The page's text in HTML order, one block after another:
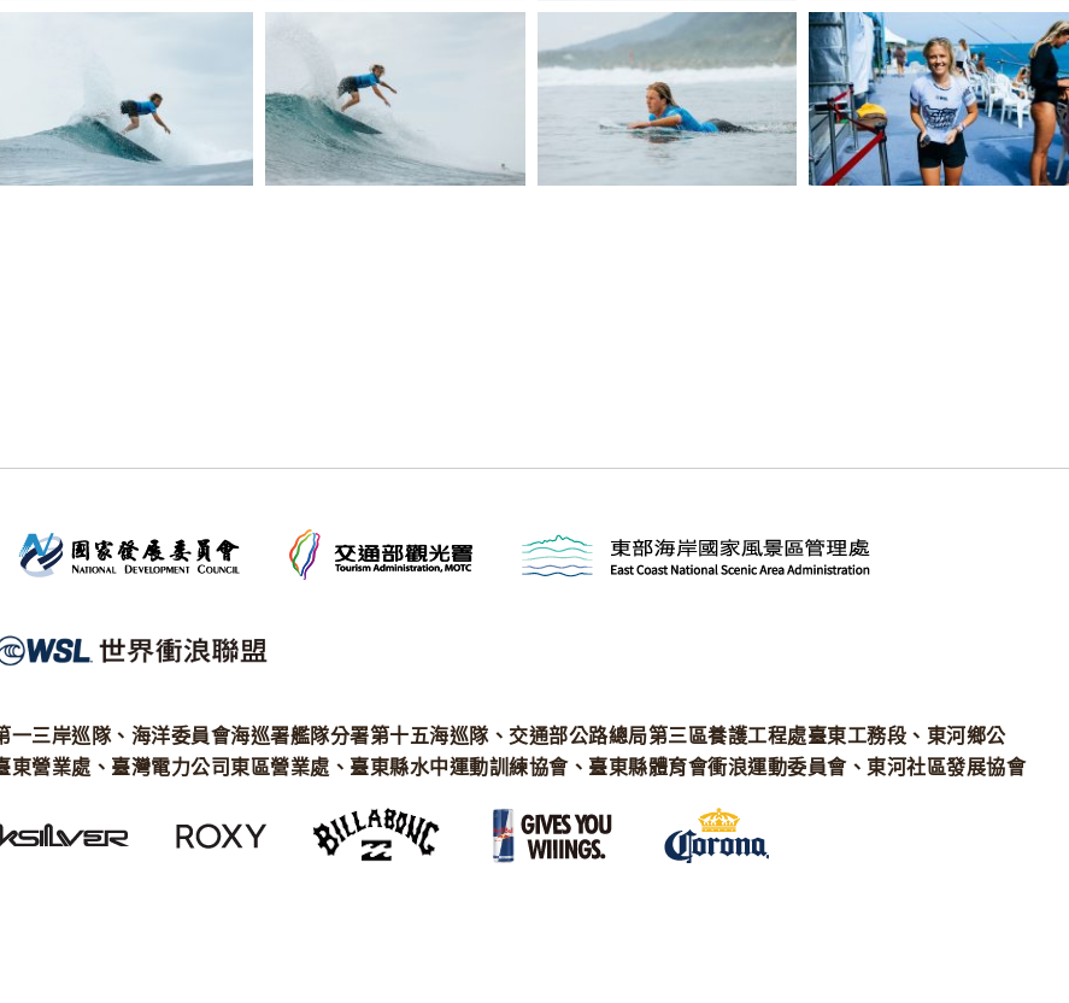
一三岸巡隊、海洋委員會海巡署艦隊分署第十五海巡隊、交通部公路總局第三區養護工程處臺東工務段、東河鄉公
東營業處、臺灣電力公司東區營業處、臺東縣水中運動訓練協會、臺東縣體育會衝浪運動委員會、東河社區發展協會